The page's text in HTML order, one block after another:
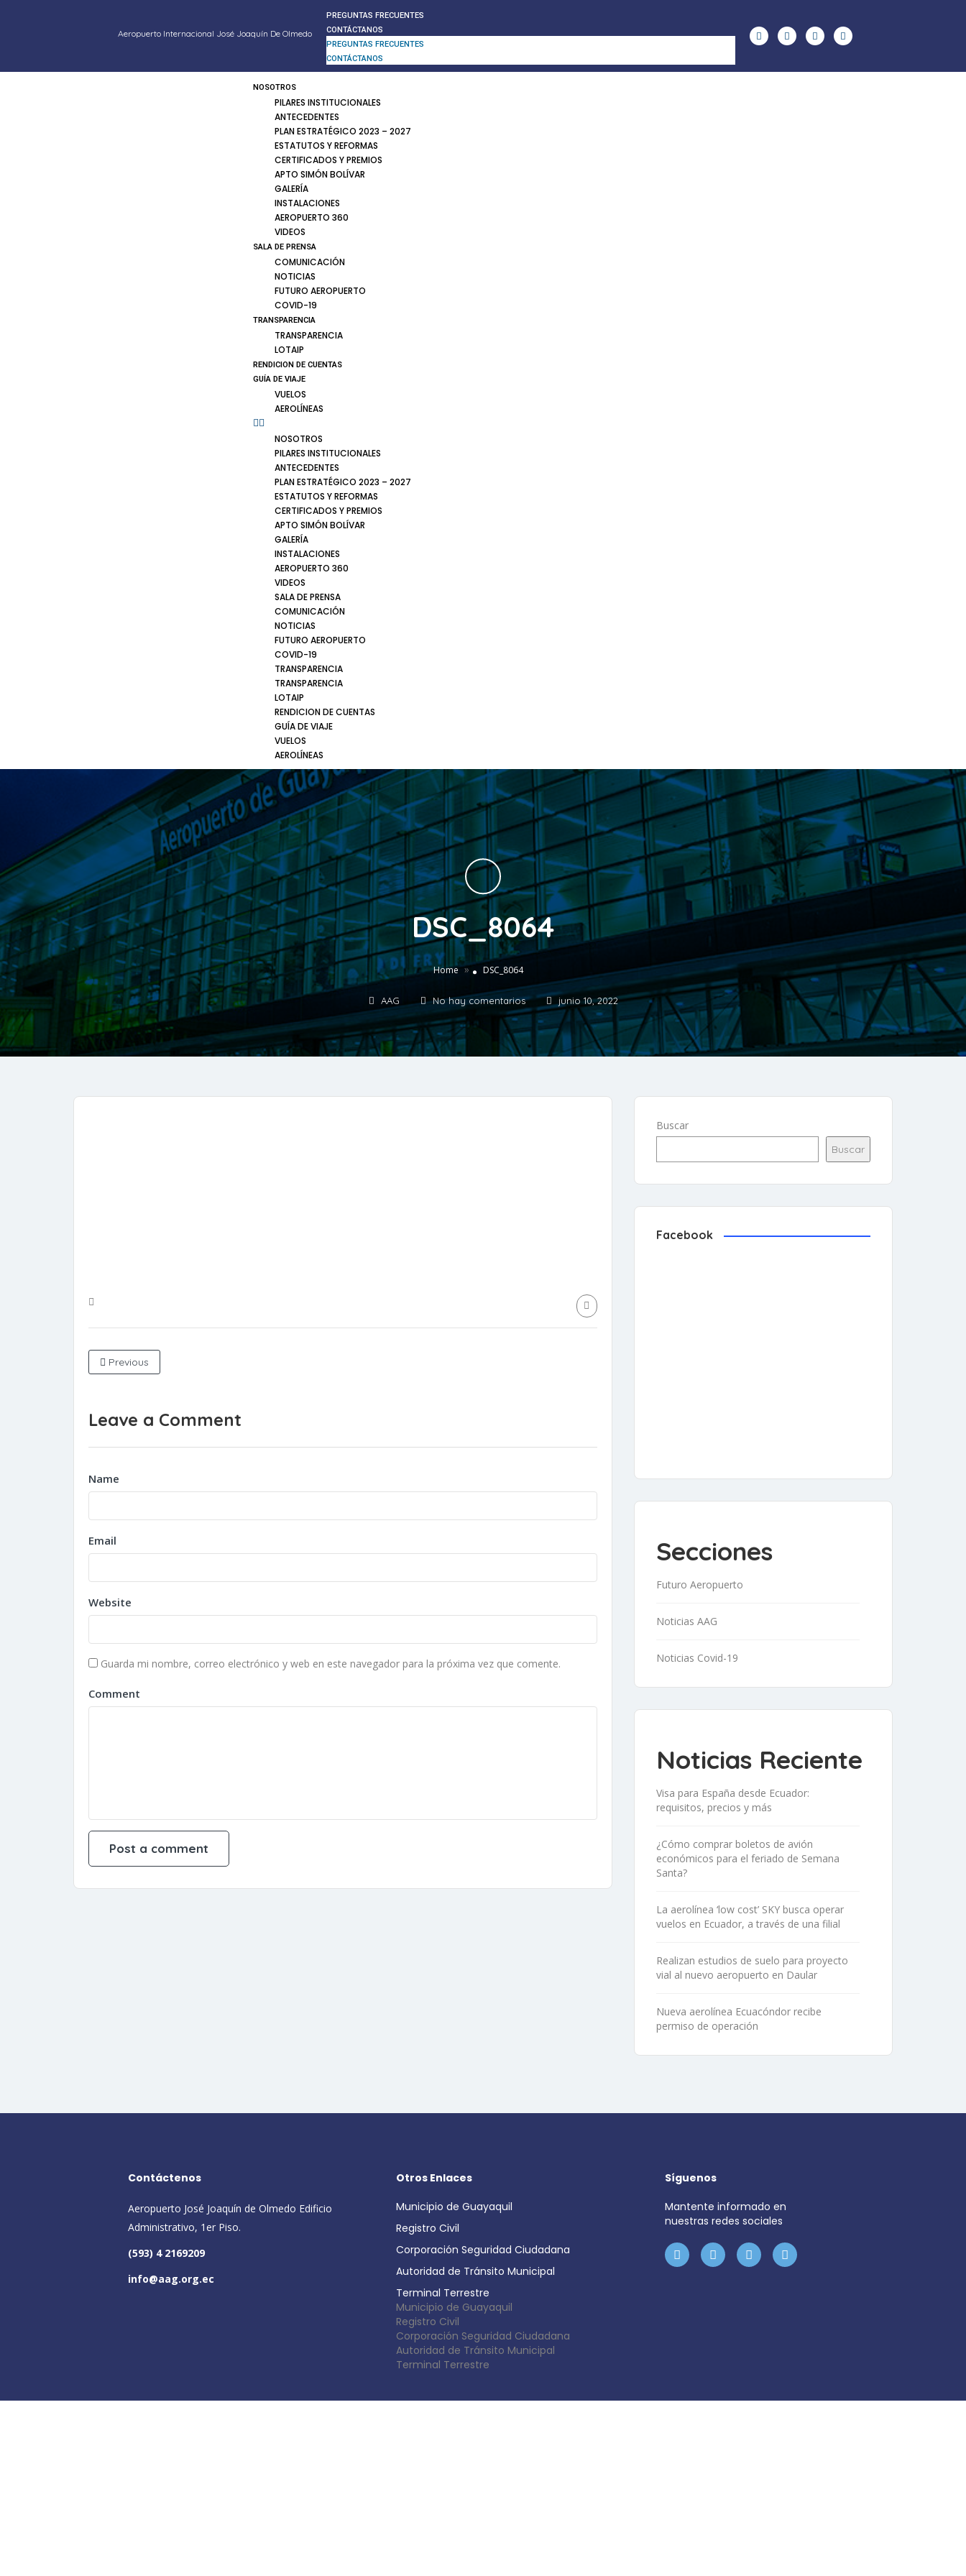
Aeropuerto Internacional José Joaquín De Olmedo
PREGUNTAS FRECUENTES
CONTÁCTANOS
PREGUNTAS FRECUENTES
CONTÁCTANOS
NOSOTROS
PILARES INSTITUCIONALES
ANTECEDENTES
PLAN ESTRATÉGICO 2023 – 2027
ESTATUTOS Y REFORMAS
CERTIFICADOS Y PREMIOS
APTO SIMÓN BOLÍVAR
GALERÍA
INSTALACIONES
AEROPUERTO 360
VIDEOS
SALA DE PRENSA
COMUNICACIÓN
NOTICIAS
FUTURO AEROPUERTO
COVID-19
TRANSPARENCIA
TRANSPARENCIA
LOTAIP
RENDICION DE CUENTAS
GUÍA DE VIAJE
VUELOS
AEROLÍNEAS
NOSOTROS
PILARES INSTITUCIONALES
ANTECEDENTES
PLAN ESTRATÉGICO 2023 – 2027
ESTATUTOS Y REFORMAS
CERTIFICADOS Y PREMIOS
APTO SIMÓN BOLÍVAR
GALERÍA
INSTALACIONES
AEROPUERTO 360
VIDEOS
SALA DE PRENSA
COMUNICACIÓN
NOTICIAS
FUTURO AEROPUERTO
COVID-19
TRANSPARENCIA
TRANSPARENCIA
LOTAIP
RENDICION DE CUENTAS
GUÍA DE VIAJE
VUELOS
AEROLÍNEAS
DSC_8064
Home » DSC_8064
AAG No hay comentarios junio 10, 2022
Previous
Leave a Comment
Name
Email
Website
Guarda mi nombre, correo electrónico y web en este navegador para la próxima vez que comente.
Comment
Buscar
Buscar
Facebook
Secciones
Futuro Aeropuerto
Noticias AAG
Noticias Covid-19
Noticias Reciente
Visa para España desde Ecuador:
requisitos, precios y más
¿Cómo comprar boletos de avión
económicos para el feriado de Semana
Santa?
La aerolínea ‘low cost’ SKY busca operar
vuelos en Ecuador, a través de una filial
Realizan estudios de suelo para proyecto
vial al nuevo aeropuerto en Daular
Nueva aerolínea Ecuacóndor recibe
permiso de operación
Contáctenos
Aeropuerto José Joaquín de Olmedo Edificio
Administrativo, 1er Piso.
(593) 4 2169209
info@aag.org.ec
Otros Enlaces
Municipio de Guayaquil
Registro Civil
Corporación Seguridad Ciudadana
Autoridad de Tránsito Municipal
Terminal Terrestre
Municipio de Guayaquil
Registro Civil
Corporación Seguridad Ciudadana
Autoridad de Tránsito Municipal
Terminal Terrestre
Síguenos
Mantente informado en
nuestras redes sociales